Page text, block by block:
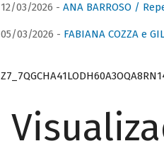
12/03/2026 - ANA BARROSO /
05/03/2026 - FABIANA COZZA e